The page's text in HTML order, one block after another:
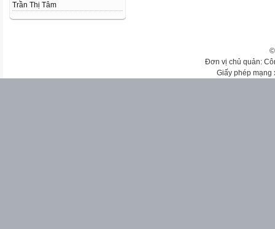
Trần Thị Tâm
Đơn vị chủ quản:
Giấy phép mạng